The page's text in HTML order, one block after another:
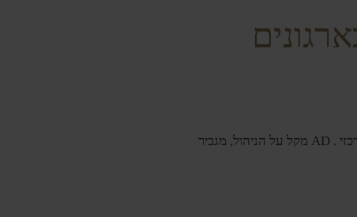
מרכזי . AD מקל על הניהול, מגביר